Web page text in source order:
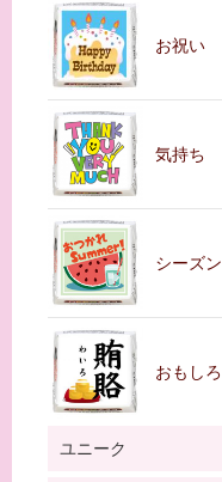
お祝い
気持ち
シーズン
おもしろ
ユニーク